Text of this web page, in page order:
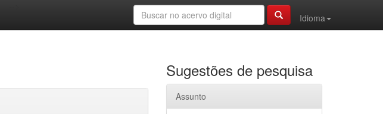
Idioma
Sugestões de pesquisa
Assunto